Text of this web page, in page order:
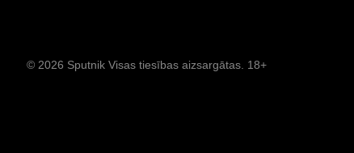
© 2026 Sputnik Visas tiesības aizsargātas. 18+